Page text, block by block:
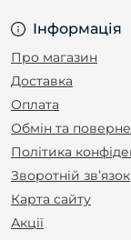
Інформація
Про магазин
Доставка
Оплата
Обмін та
Політика
Зворотній зв’язок
Карта сайту
Акції